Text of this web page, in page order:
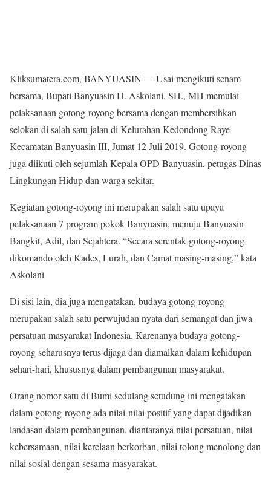
Kliksumatera.com, BANYUASIN — Usai mengikuti senam
bersama, Bupati Banyuasin H. Askolani, SH., MH memulai
pelaksanaan gotong-royong bersama dengan membersihkan
selokan di salah satu jalan di Kelurahan Kedondong Raye
Kecamatan Banyuasin III, Jumat 12 Juli 2019. Gotong-royong
juga diikuti oleh sejumlah Kepala OPD Banyuasin, petugas Dinas
Lingkungan Hidup dan warga sekitar.
Kegiatan gotong-royong ini merupakan salah satu upaya
pelaksanaan 7 program pokok Banyuasin, menuju Banyuasin
Bangkit, Adil, dan Sejahtera. “Secara serentak gotong-royong
dikomando oleh Kades, Lurah, dan Camat masing-masing,” kata
Askolani
Di sisi lain, dia juga mengatakan, budaya gotong-royong
merupakan salah satu perwujudan nyata dari semangat dan jiwa
persatuan masyarakat Indonesia. Karenanya budaya gotong-
royong seharusnya terus dijaga dan diamalkan dalam kehidupan
sehari-hari, khususnya dalam pembangunan masyarakat.
Orang nomor satu di Bumi sedulang setudung ini mengatakan
dalam gotong-royong ada nilai-nilai positif yang dapat dijadikan
landasan dalam pembangunan, diantaranya nilai persatuan, nilai
kebersamaan, nilai kerelaan berkorban, nilai tolong menolong dan
nilai sosial dengan sesama masyarakat.